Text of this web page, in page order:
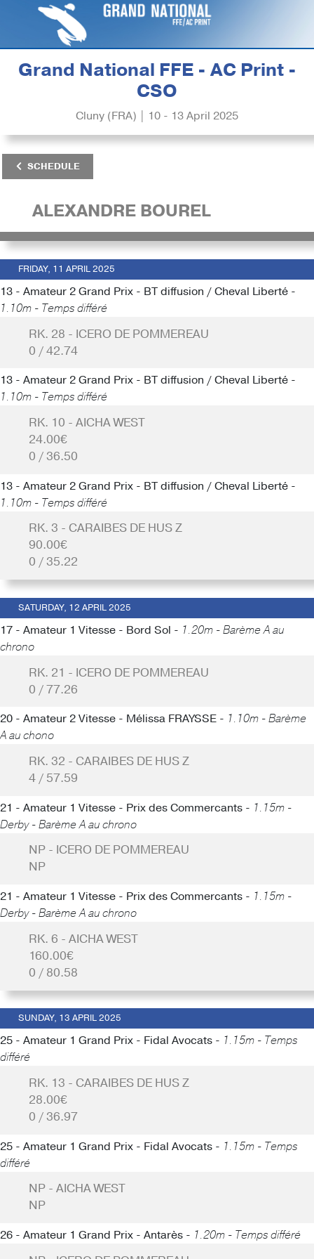
Grand National FFE - AC Print -
CSO
Cluny (FRA) | 10 - 13 April 2025
SCHEDULE
ALEXANDRE BOUREL
FRIDAY, 11 APRIL 2025
13 - Amateur 2 Grand Prix - BT diffusion / Cheval Liberté -
1.10m - Temps différé
RK. 28 - ICERO DE POMMEREAU
0 / 42.74
13 - Amateur 2 Grand Prix - BT diffusion / Cheval Liberté -
1.10m - Temps différé
RK. 10 - AICHA WEST
24.00€
0 / 36.50
13 - Amateur 2 Grand Prix - BT diffusion / Cheval Liberté -
1.10m - Temps différé
RK. 3 - CARAIBES DE HUS Z
90.00€
0 / 35.22
SATURDAY, 12 APRIL 2025
17 - Amateur 1 Vitesse - Bord Sol - 1.20m - Barème A au
chrono
RK. 21 - ICERO DE POMMEREAU
0 / 77.26
20 - Amateur 2 Vitesse - Mélissa FRAYSSE - 1.10m - Barème
A au chono
RK. 32 - CARAIBES DE HUS Z
4 / 57.59
21 - Amateur 1 Vitesse - Prix des Commercants - 1.15m -
Derby - Barème A au chrono
NP - ICERO DE POMMEREAU
NP
21 - Amateur 1 Vitesse - Prix des Commercants - 1.15m -
Derby - Barème A au chrono
RK. 6 - AICHA WEST
160.00€
0 / 80.58
SUNDAY, 13 APRIL 2025
25 - Amateur 1 Grand Prix - Fidal Avocats - 1.15m - Temps
différé
RK. 13 - CARAIBES DE HUS Z
28.00€
0 / 36.97
25 - Amateur 1 Grand Prix - Fidal Avocats - 1.15m - Temps
différé
NP - AICHA WEST
NP
26 - Amateur 1 Grand Prix - Antarès - 1.20m - Temps différé